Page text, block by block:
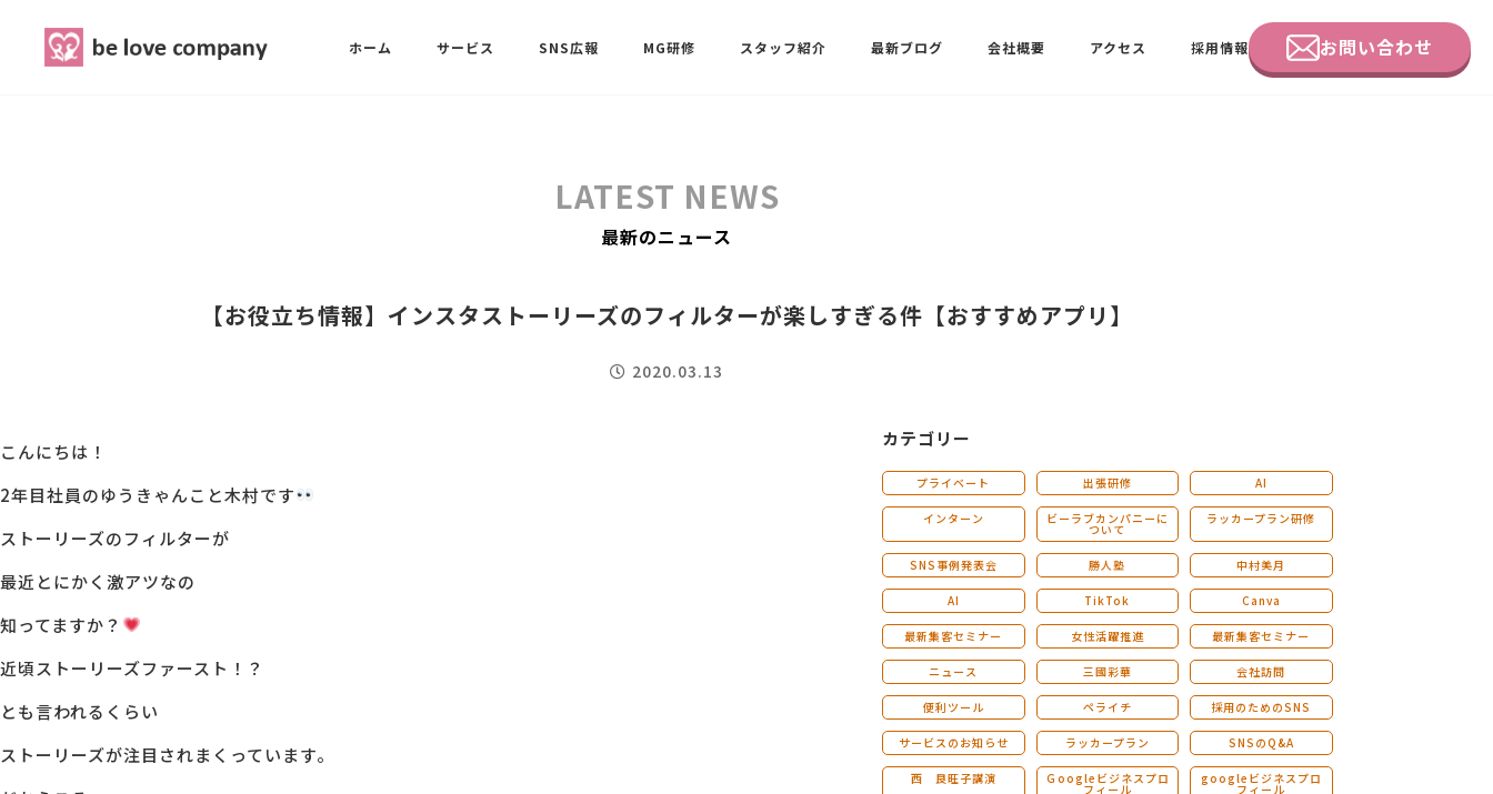
ホーム サービス
MG研修 ストレングスファインダー研修
SNS広報 MG研修 スタッフ紹介 最新ブログ 会社概要 アクセス 採用情報 お問い合わせ
最新ブログ
アクセス
採用情報
LATEST NEWS
最新のニュース
【お役立ち情報】インスタストーリーズのフィルターが楽しすぎる件【おすすめアプリ】
2020.03.13
こんにちは！
2年目社員のゆうきゃんこと木村です
ストーリーズのフィルターが
最近とにかく激アツなの
知ってますか？
近頃ストーリーズファースト！？
とも言われるくらい
ストーリーズが注目されまくっています。
カテゴリー
プライベート 出張研修 AI
インターン ビーラブカンパニーに
ついて
ラッカープラン研修
SNS事例発表会 勝人塾 中村美月
AI TikTok Canva
最新集客セミナー 女性活躍推進 最新集客セミナー
ニュース 三國彩華 会社訪問
便利ツール ペライチ 採用のためのSNS
サービスのお知らせ ラッカープラン SNSのQ&A
西 良旺子講演 Ｇoogleビジネスプロ
フィール
googleビジネスプロ
フィール